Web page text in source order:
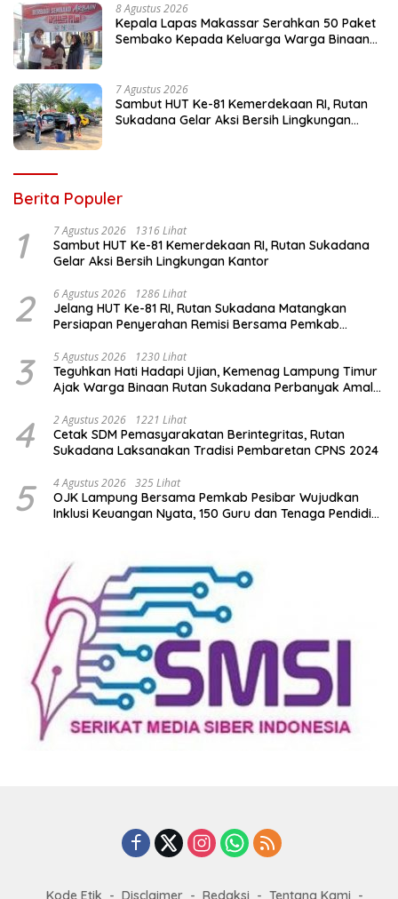
8 Agustus 2026
Kepala Lapas Makassar Serahkan 50 Paket
Sembako Kepada Keluarga Warga Binaan
7 Agustus 2026
Sambut HUT Ke-81 Kemerdekaan RI, Rutan
Sukadana Gelar Aksi Bersih Lingkungan
Berita Populer
1 7 Agustus 2026 1316 Lihat
Sambut HUT Ke-81 Kemerdekaan RI, Rutan Sukadana
Gelar Aksi Bersih Lingkungan Kantor
2 6 Agustus 2026 1286 Lihat
Jelang HUT Ke-81 RI, Rutan Sukadana Matangkan
Persiapan Penyerahan Remisi Bersama Pemkab
3 5 Agustus 2026 1230 Lihat
Teguhkan Hati Hadapi Ujian, Kemenag Lampung Timur
Ajak Warga Binaan Rutan Sukadana Perbanyak Amal
4 2 Agustus 2026 1221 Lihat
Cetak SDM Pemasyarakatan Berintegritas, Rutan
Sukadana Laksanakan Tradisi Pembaretan CPNS 2024
5 4 Agustus 2026 325 Lihat
OJK Lampung Bersama Pemkab Pesibar Wujudkan
Inklusi Keuangan Nyata, 150 Guru dan Tenaga Pendidik
Kode Etik Disclaimer Redaksi Tentang Kami